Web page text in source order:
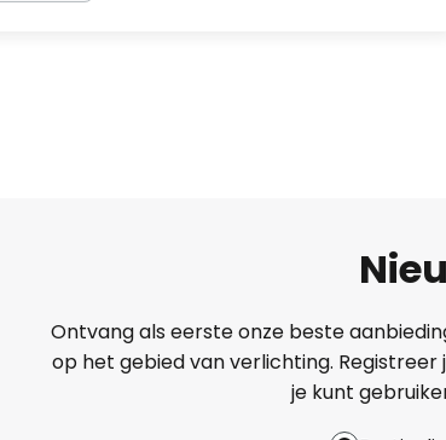
Ontvang als eerste onze beste
op het gebied van verlichting. Registreer
je kunt